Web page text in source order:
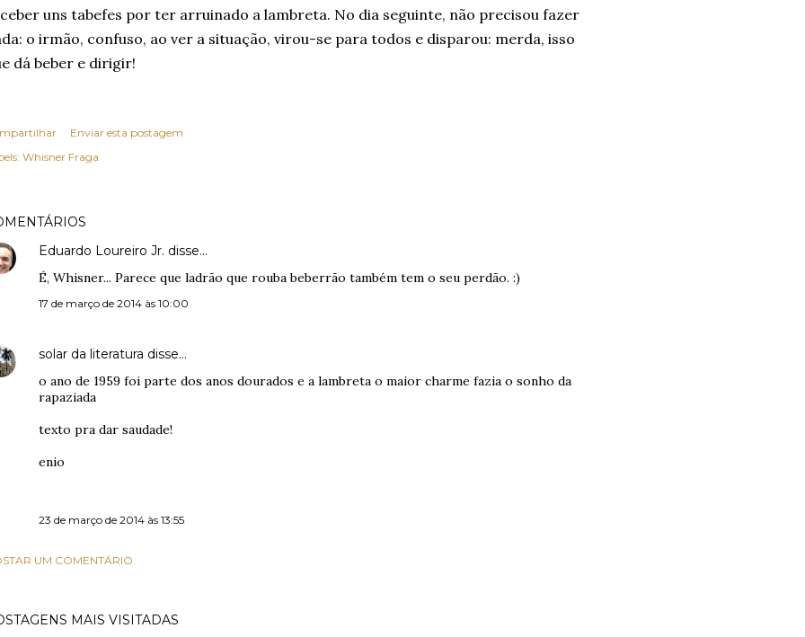
uns tabefes por ter arruinado a lambreta. No dia seguinte, não precisou fazer
o irmão, confuso, ao ver a situação, virou-se para todos e disparou: merda, isso
dá beber e dirigir!
Enviar esta postagem
Whisner Fraga
Eduardo Loureiro Jr. disse…
É, Whisner... Parece que ladrão que rouba beberrão também tem o seu perdão. :)
17 de março de 2014 às 10:00
solar da literatura disse…
o ano de 1959 foi parte dos anos dourados e a lambreta o maior charme fazia o sonho da
rapaziada
texto pra dar saudade!
enio
23 de março de 2014 às 13:55
UM COMENTÁRIO
MAIS VISITADAS